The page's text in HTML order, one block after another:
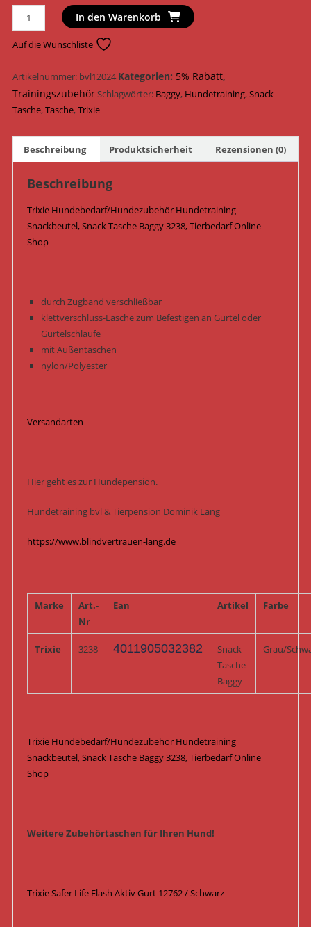
Trixie
Hundetraining
Snack
Tasche
Baggy
ø
10
x
3238
Grau/Schwarz
Menge
In den Warenkorb
Auf die Wunschliste
Artikelnummer: bvl12024 Kategorien: 5% Rabatt,
TrainingszubehörSchlagwörter: Baggy, Hundetraining,Snack
Tasche,Tasche,Trixie
Beschreibung Produktsicherheit Rezensionen (0)
Beschreibung
Trixie Hundebedarf/Hundezubehör Hundetraining
Snackbeutel, Snack Tasche Baggy 3238, Tierbedarf Online
Shop
durch Zugband verschließbar
klettverschluss-Lasche zum Befestigen an Gürtel oder
Gürtelschlaufe
mit Außentaschen
nylon/Polyester
Versandarten
Hier geht es zur Hundepension.
Hundetraining bvl & Tierpension Dominik Lang
https://www.blindvertrauen-lang.de
Marke
Art.-
Nr
Ean Artikel Farbe
Trixie 3238 4011905032382
Snack
Tasche
Baggy
Grau/
Trixie Hundebedarf/Hundezubehör Hundetraining
Snackbeutel, Snack Tasche Baggy 3238, Tierbedarf Online
Shop
Weitere Zubehörtaschen für Ihren Hund!
Trixie Safer Life Flash Aktiv Gurt 12762 / Schwarz